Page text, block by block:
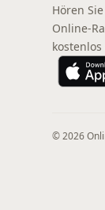
Hören
© 2026